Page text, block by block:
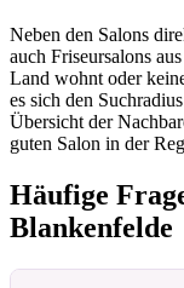
Neben den Salons
auch Friseursalons
Land wohnt oder
es sich den
Übersicht der
guten Salon in der
Häufige
Blankenfelde